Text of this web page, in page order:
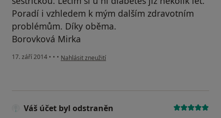
Poradí i vzhledem k mým dalším zdravotním
problémům. Díky oběma.
Borovková Mirka
17. září 2014 • • • podle názoru uživatele Váš účet byl odstraněn
Nahlásit zneužití
Váš účet byl odstraněn